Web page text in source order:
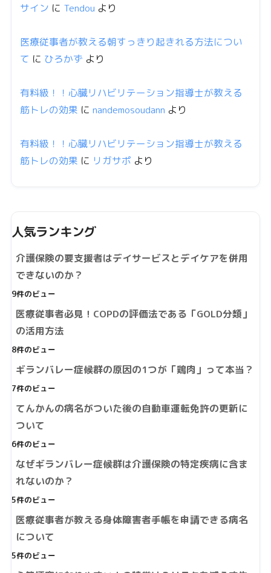
サイン に Tendou より
医療従事者が教える朝すっきり起きれる方法につい
て に ひろかず より
有料級！！心臓リハビリテーション指導士が教える
筋トレの効果 に nandemosoudann より
有料級！！心臓リハビリテーション指導士が教える
筋トレの効果 に リガサポ より
人気ランキング
介護保険の要支援者はデイサービスとデイケアを併用
できないのか？
9件のビュー
医療従事者必見！COPDの評価法である「GOLD分類」
の活用方法
8件のビュー
ギランバレー症候群の原因の1つが「鶏肉」って本当？
7件のビュー
てんかんの病名がついた後の自動車運転免許の更新に
ついて
6件のビュー
なぜギランバレー症候群は介護保険の特定疾病に含ま
れないのか？
5件のビュー
医療従事者が教える身体障害者手帳を申請できる病名
について
5件のビュー